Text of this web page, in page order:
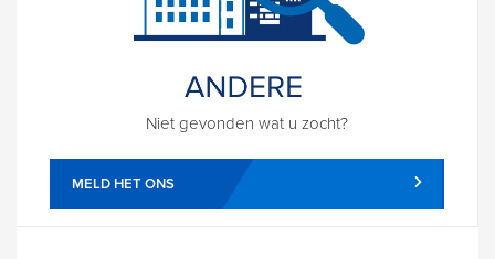
Niet gevonden wat u zocht?
MELD HET ONS